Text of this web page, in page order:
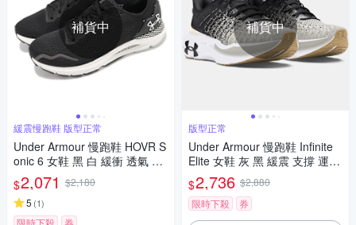
補貨中
緩震慢跑鞋 版型正常
Under Armour 慢跑鞋 HOVR S
onic 6 女鞋 黑 白 緩衝 透氣 反
光 路跑 運動鞋 UA 302612800
3
$2,071 $2,180
5 (1)
補貨中
版型正常
Under Armour 慢跑鞋 Infinite
Elite 女鞋 灰 黑 緩震 支撐 運動
鞋 UA 3027199104
$2,736 $2,880
限時下殺
券